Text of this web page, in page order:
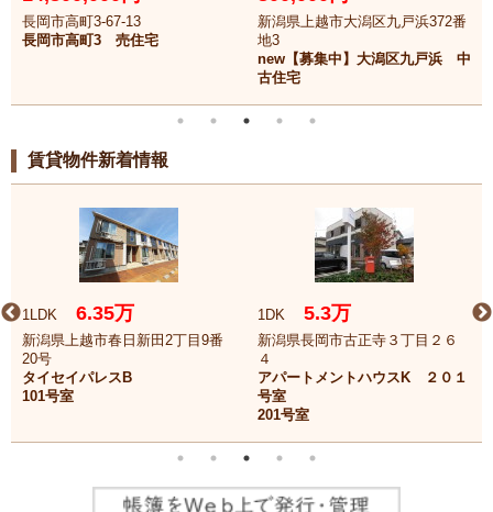
長岡市高町3-67-13
長岡市高町3 売住宅
新潟県上越市大潟区九戸浜372番
地3
new【募集中】大潟区九戸浜 中
古住宅
賃貸物件新着情報
1LDK 6.35万
新潟県上越市春日新田2丁目9番
20号
タイセイパレスB
101号室
1DK 5.3万
新潟県長岡市古正寺３丁目２６
４
アパートメントハウスK ２０１
号室
201号室